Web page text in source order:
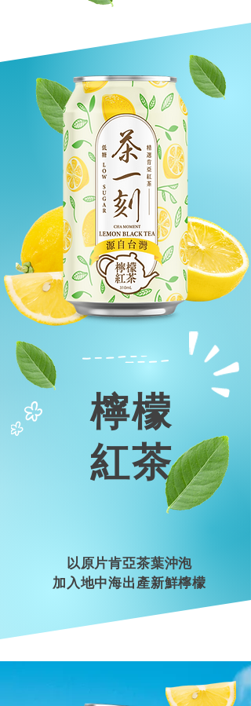
檸檬
紅茶
以原片肯亞茶葉沖泡
​加入地中海出產新鮮檸檬